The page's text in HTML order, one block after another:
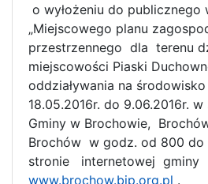
o wyłożeniu do publicznego
„Miejscowego planu
przestrzennego dla terenu
miejscowości Piaski
oddziaływania na
18.05.2016r. do 9.06.2016r.
Gminy w Brochowie,
Brochów w godz. od 800 do
stronie internetowej gminy
www.brochow.bip.org.pl .